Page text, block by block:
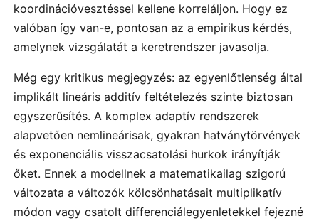
koordinációvesztéssel kellene korreláljon. Hogy ez
valóban így van-e, pontosan az a empirikus kérdés,
amelynek vizsgálatát a keretrendszer javasolja.
Még egy kritikus megjegyzés: az egyenlőtlenség által
implikált lineáris additív feltételezés szinte biztosan
egyszerűsítés. A komplex adaptív rendszerek
alapvetően nemlineárisak, gyakran hatványtörvények
és exponenciális visszacsatolási hurkok irányítják
őket. Ennek a modellnek a matematikailag szigorú
változata a változók kölcsönhatásait multiplikatív
módon vagy csatolt differenciálegyenletekkel fejezné